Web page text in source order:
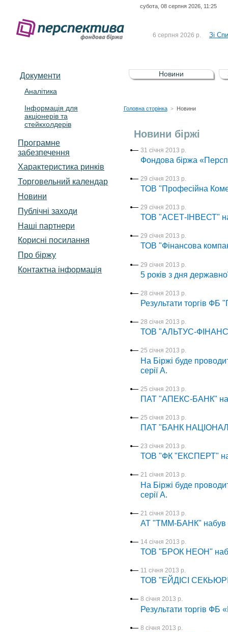
субота, 08 серпня 2026, 11:25
6 серпня 2026 р. Зі
5 серпня 2026 р.
Зі
UA4000232607)
4 серпня 2026 р.
Документи
Аналітика
Інформація для
акціонерів та
стейкхолдерів
Програмне
забезпечення
Характеристика pинків
Торговельний календар
Новини
Публічні заходи
Наші партнери
Корисні посилання
Про біржу
Контактна інформація
Новини
Головна сторінка > Новини
Новини біржі
31 січня 2013 р.
Фондова біржа
29 січня 2013 р.
ТОВ "Професійна
29 січня 2013 р.
ТОВ "АСЕТ-ІНВЕСТ"
29 січня 2013 р.
ТОВ "Фінансова
29 січня 2013 р.
5 років з дня
28 січня 2013 р.
Результати торгів ФБ
28 січня 2013 р.
ТОВ "АЛЬТУС-ФІНАНС"
25 січня 2013 р.
На Біржі буде
серії А.
25 січня 2013 р.
ПАТ "АПЕКС-БАНК"
25 січня 2013 р.
ПАТ "БАНК
23 січня 2013 р.
ТОВ "ФК "ЕКСПЕРТ"
21 січня 2013 р.
На Біржі буде
серії А.
21 січня 2013 р.
АТ "ТММ-БАНК" набув
14 січня 2013 р.
ТОВ "БРОК НЕОН"
11 січня 2013 р.
ТОВ "ЕЙДІСІ
8 січня 2013 р.
Результати торгів ФБ
8 січня 2013 р.